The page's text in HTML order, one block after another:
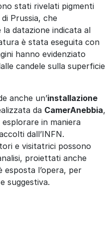
stati rivelati pigmenti
Prussia, che
datazione indicata al
è stata eseguita con
hanno evidenziato
candele sulla superficie
anche un’installazione
da CamerAnebbia,
in maniera
dall’INFN.
e visitatrici possono
proiettati anche
esposta l’opera, per
suggestiva.